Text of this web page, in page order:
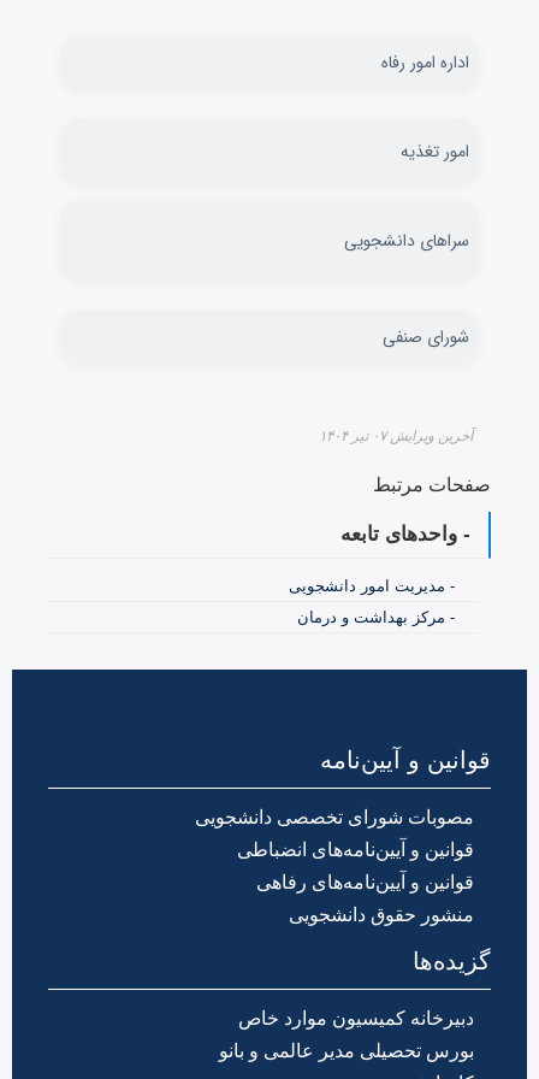
اداره امور رفاه
امور تغذیه
سراهای دانشجویی
شورای صنفی
آخرین ویرایش ۰۷ تیر ۱۴۰۴
صفحات مرتبط
- واحدهای تابعه
- مدیریت امور دانشجویی
- مرکز بهداشت و درمان
قوانین و آیین‌نامه
مصوبات شورای تخصصی دانشجویی
قوانین و آیین‌نامه‌های انضباطی
قوانین و آیین‌نامه‌های رفاهی
منشور حقوق دانشجویی
گزیده‌ها
دبیرخانه کمیسیون موارد خاص
بورس تحصیلی مدیر عالمی و بانو